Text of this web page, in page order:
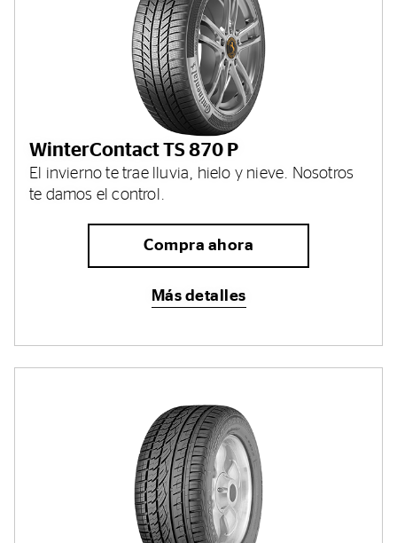
WinterContact TS 870 P
El invierno te trae lluvia, hielo y nieve. Nosotros
te damos el control.
Compra ahora
Más detalles